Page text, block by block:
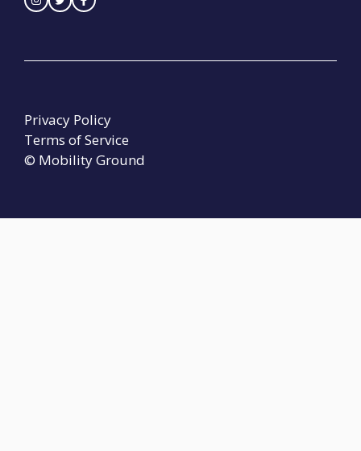
© Mobility Ground
Privacy Policy
Terms of Service